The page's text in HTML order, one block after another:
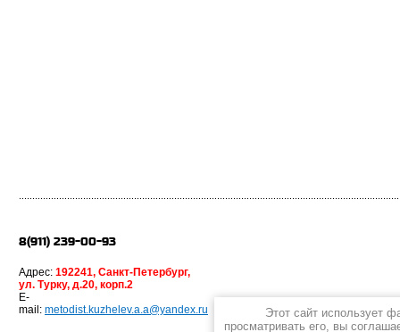
8(911) 239-00-93
Адрес: 192241, Санкт-Петербург,
ул. Турку, д.20, корп.2
E-
mail: metodist.kuzhelev.a.a@yandex.ru
Этот сайт использует
просматривать его, вы